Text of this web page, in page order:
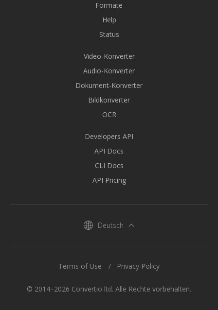
Formate
Help
Status
Video-Konverter
Audio-Konverter
Dokument-Konverter
Bildkonverter
OCR
Developers API
API Docs
CLI Docs
API Pricing
Deutsch
© 2014–2026 Convertio ltd. Alle Rechte vorbehalten.
Terms of Use Privacy Policy